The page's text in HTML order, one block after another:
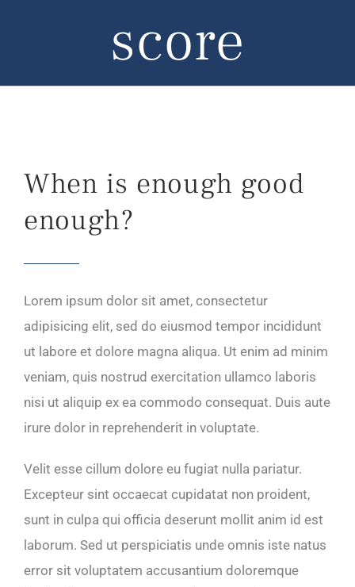
score
When is enough good
enough?
Lorem ipsum dolor sit amet, consectetur
adipisicing elit, sed do eiusmod tempor incididunt
ut labore et dolore magna aliqua. Ut enim ad minim
veniam, quis nostrud exercitation ullamco laboris
nisi ut aliquip ex ea commodo consequat. Duis aute
irure dolor in reprehenderit in voluptate.
Velit esse cillum dolore eu fugiat nulla pariatur.
Excepteur sint occaecat cupidatat non proident,
sunt in culpa qui officia deserunt mollit anim id est
laborum. Sed ut perspiciatis unde omnis iste natus
error sit voluptatem accusantium doloremque